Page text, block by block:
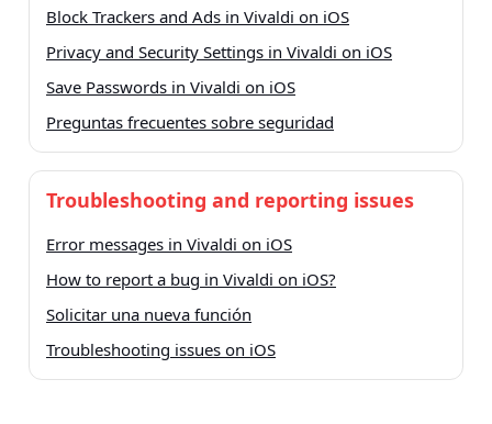
Block Trackers and Ads in Vivaldi on iOS
Privacy and Security Settings in Vivaldi on iOS
Save Passwords in Vivaldi on iOS
Preguntas frecuentes sobre seguridad
Troubleshooting and reporting issues
Error messages in Vivaldi on iOS
How to report a bug in Vivaldi on iOS?
Solicitar una nueva función
Troubleshooting issues on iOS